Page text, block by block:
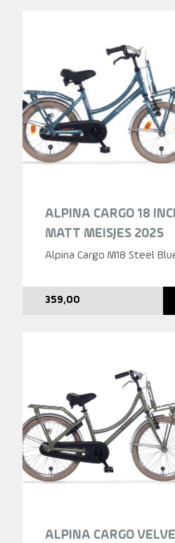
ALPINA CARGO 18
MATT MEISJES 2025
Alpina Cargo M18 Steel
359,00
ALPINA CARGO